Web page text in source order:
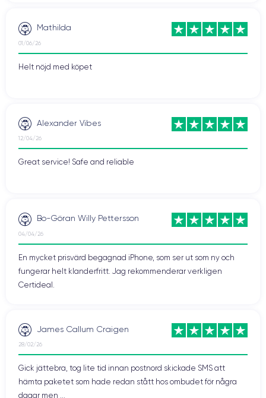
Mathilda
01/06/26
Helt nöjd med köpet
Alexander Vibes
12/04/26
Great service! Safe and reliable
Bo-Göran Willy Pettersson
04/04/26
En mycket prisvärd begagnad iPhone, som ser ut som ny och
fungerar helt klanderfritt. Jag rekommenderar verkligen
Certideal.
James Callum Craigen
28/02/26
Gick jättebra, tog lite tid innan postnord skickade SMS att
hämta paketet som hade redan stått hos ombudet för några
dagar men ...